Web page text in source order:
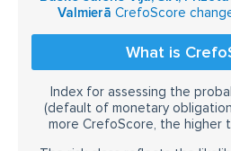
Valmierā CrefoScore
What is
Index for assessing the
(default of monetary
more CrefoScore, the higher